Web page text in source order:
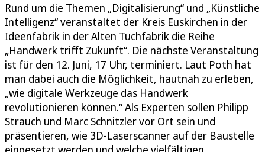
Rund um die Themen „Digitalisierung“ und „Künstliche
Intelligenz“ veranstaltet der Kreis Euskirchen in der
Ideenfabrik in der Alten Tuchfabrik die Reihe
„Handwerk trifft Zukunft“. Die nächste Veranstaltung
ist für den 12. Juni, 17 Uhr, terminiert. Laut Poth hat
man dabei auch die Möglichkeit, hautnah zu erleben,
„wie digitale Werkzeuge das Handwerk
revolutionieren können.“ Als Experten sollen Philipp
Strauch und Marc Schnitzler vor Ort sein und
präsentieren, wie 3D-Laserscanner auf der Baustelle